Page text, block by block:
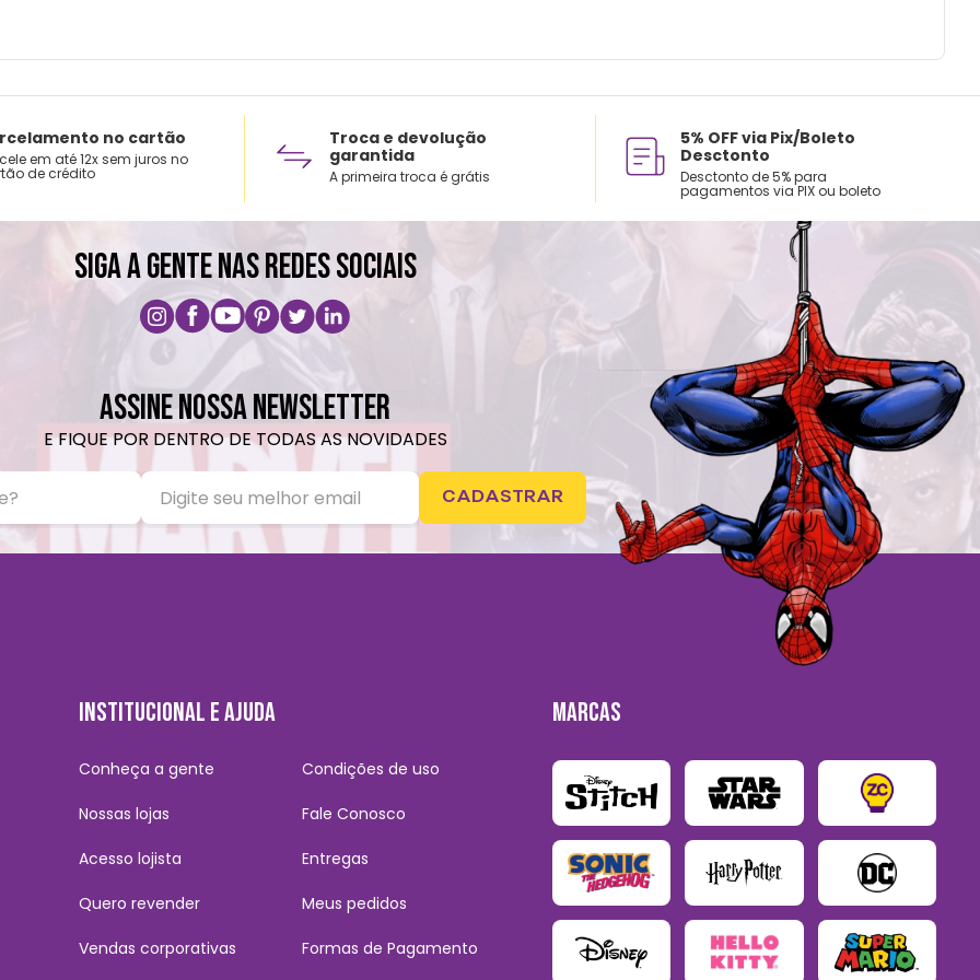
no cartão
em até 12x sem juros no
de crédito
Troca e devolução
garantida
A primeira troca é grátis
5% OFF via Pix/Boleto
Desctonto
Desctonto de 5% para
pagamentos via PIX ou boleto
SIGA A GENTE NAS REDES SOCIAIS
ASSINE NOSSA NEWSLETTER
E FIQUE POR DENTRO DE TODAS AS NOVIDADES
CADASTRAR
INSTITUCIONAL E AJUDA
Conheça a gente
Nossas lojas
Acesso lojista
Quero revender
Vendas corporativas
Condições de uso
Fale Conosco
Entregas
Meus pedidos
Formas de Pagamento
MARCAS